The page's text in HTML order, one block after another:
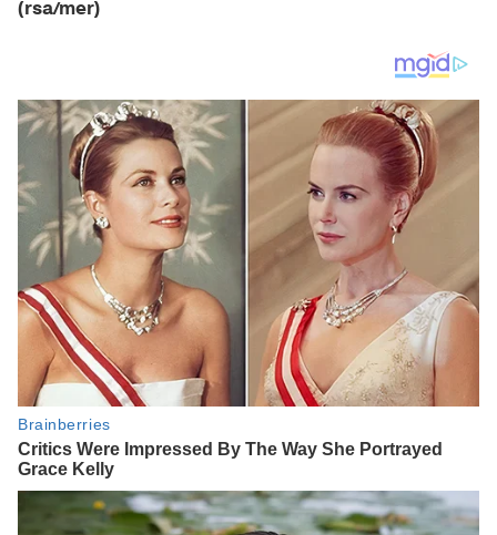
(rsa/mer)